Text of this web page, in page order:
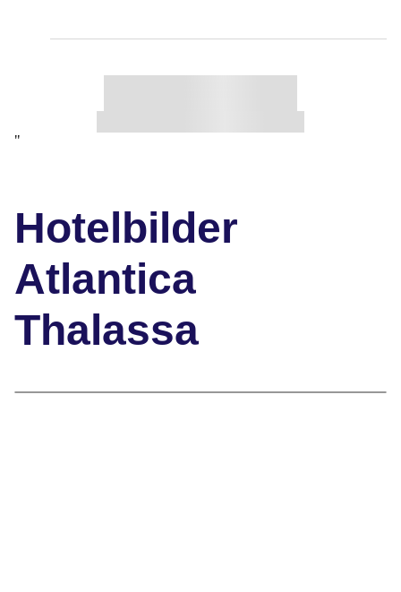
"
Hotelbilder
Atlantica
Thalassa